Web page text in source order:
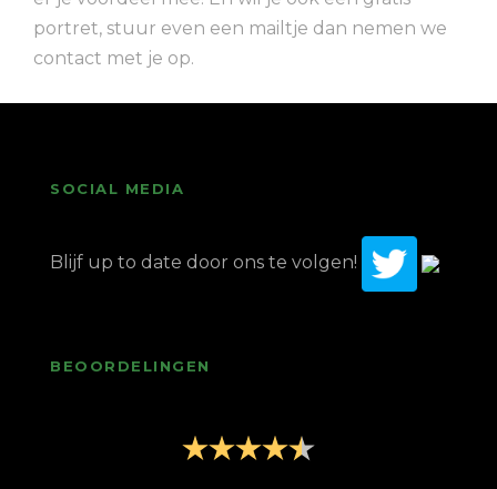
portret, stuur even een mailtje dan nemen we
contact met je op.
SOCIAL MEDIA
Blijf up to date door ons te volgen!
BEOORDELINGEN